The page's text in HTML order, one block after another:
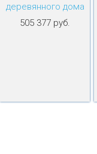
деревянного дома
505 377 руб.